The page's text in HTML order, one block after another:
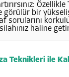
görülür bir
sorularını
haline
Teknikleri ile